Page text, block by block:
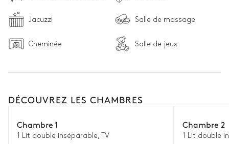
Révélée par les paysages extérieurs, l’architecture en bois de
la propriété est à l’image de Courchevel. Un cadre qui mêle
Jacuzzi Salle de massage
Cheminée Salle de jeux
DÉCOUVREZ LES CHAMBRES
Chambre 1
1 Lit double inséparable, TV
Chambre 2
1 Lit double